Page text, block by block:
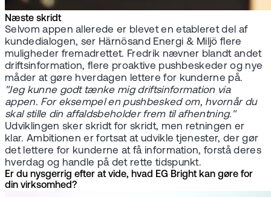
Næste skridt
Selvom appen allerede er blevet en etableret del af
kundedialogen, ser Härnösand Energi & Miljö flere
muligheder fremadrettet. Fredrik nævner blandt andet
driftsinformation, flere proaktive pushbeskeder og nye
måder at gøre hverdagen lettere for kunderne på.
"Jeg kunne godt tænke mig driftsinformation via
appen. For eksempel en pushbesked om, hvornår du
skal stille din affaldsbeholder frem til afhentning."
Udviklingen sker skridt for skridt, men retningen er
klar. Ambitionen er fortsat at udvikle tjenester, der gør
det lettere for kunderne at få information, forstå deres
hverdag og handle på det rette tidspunkt.
Er du nysgerrig efter at vide, hvad EG Bright kan gøre for
din virksomhed?